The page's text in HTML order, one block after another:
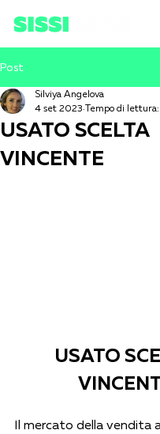
Post
USATO SCELTA
VINCENTE
Silviya Angelova
4 set 2023 Tempo di
USATO
Il mercato della vendita